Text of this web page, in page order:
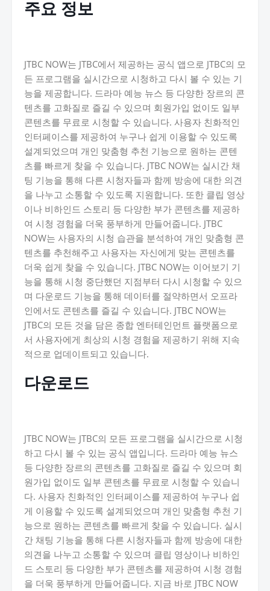
주요 정보
JTBC NOW는 JTBC에서 제공하는 공식 앱으로 JTBC의 모
든 프로그램을 실시간으로 시청하고 다시 볼 수 있는 기
능을 제공합니다. 드라마 예능 뉴스 등 다양한 장르의 콘
텐츠를 고화질로 즐길 수 있으며 회원가입 없이도 일부
콘텐츠를 무료로 시청할 수 있습니다. 사용자 친화적인
인터페이스를 제공하여 누구나 쉽게 이용할 수 있도록
설계되었으며 개인 맞춤형 추천 기능으로 원하는 콘텐
츠를 빠르게 찾을 수 있습니다. JTBC NOW는 실시간 채
팅 기능을 통해 다른 시청자들과 함께 방송에 대한 의견
을 나누고 소통할 수 있도록 지원합니다. 또한 클립 영상
이나 비하인드 스토리 등 다양한 부가 콘텐츠를 제공하
여 시청 경험을 더욱 풍부하게 만들어줍니다. JTBC
NOW는 사용자의 시청 습관을 분석하여 개인 맞춤형 콘
텐츠를 추천해주고 사용자는 자신에게 맞는 콘텐츠를
더욱 쉽게 찾을 수 있습니다. JTBC NOW는 이어보기 기
능을 통해 시청 중단했던 지점부터 다시 시청할 수 있으
며 다운로드 기능을 통해 데이터를 절약하면서 오프라
인에서도 콘텐츠를 즐길 수 있습니다. JTBC NOW는
JTBC의 모든 것을 담은 종합 엔터테인먼트 플랫폼으로
서 사용자에게 최상의 시청 경험을 제공하기 위해 지속
적으로 업데이트되고 있습니다.
다운로드
JTBC NOW는 JTBC의 모든 프로그램을 실시간으로 시청
하고 다시 볼 수 있는 공식 앱입니다. 드라마 예능 뉴스
등 다양한 장르의 콘텐츠를 고화질로 즐길 수 있으며 회
원가입 없이도 일부 콘텐츠를 무료로 시청할 수 있습니
다. 사용자 친화적인 인터페이스를 제공하여 누구나 쉽
게 이용할 수 있도록 설계되었으며 개인 맞춤형 추천 기
능으로 원하는 콘텐츠를 빠르게 찾을 수 있습니다. 실시
간 채팅 기능을 통해 다른 시청자들과 함께 방송에 대한
의견을 나누고 소통할 수 있으며 클립 영상이나 비하인
드 스토리 등 다양한 부가 콘텐츠를 제공하여 시청 경험
을 더욱 풍부하게 만들어줍니다. 지금 바로 JTBC NOW